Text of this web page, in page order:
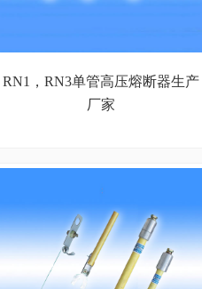
RN1，RN3单管高压熔断器生产
厂家